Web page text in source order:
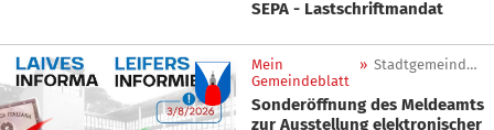
SEPA - Lastschriftmandat
Mein
Gemeindeblatt
» Stadtgemeinde Leifers
Sonderöffnung des Meldeamts
zur Ausstellung elektronischer